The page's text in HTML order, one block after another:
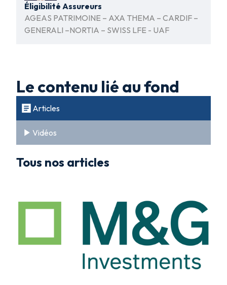
Éligibilité Assureurs
AGEAS PATRIMOINE – AXA THEMA – CARDIF –
GENERALI –NORTIA – SWISS LFE - UAF
Le contenu lié au fond
Articles
Vidéos
Tous nos articles